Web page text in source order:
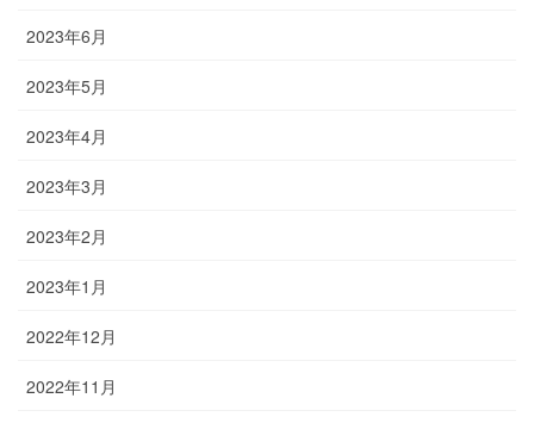
2023年6月
2023年5月
2023年4月
2023年3月
2023年2月
2023年1月
2022年12月
2022年11月